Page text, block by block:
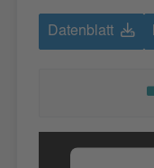
Datenblatt